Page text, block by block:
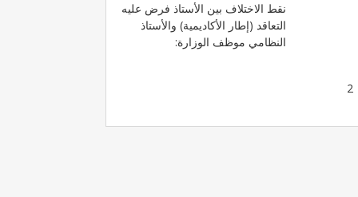
نقط الاختلاف بين الأستاذ فرض عليه
التعاقد (إطار الأكاديمية) والأستاذ
النظامي موظف الوزارة:
2